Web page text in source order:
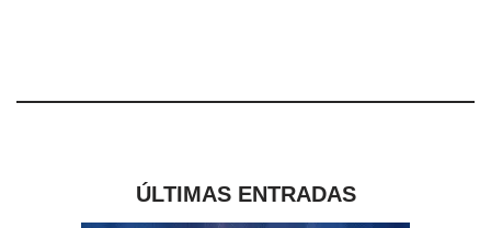
ÚLTIMAS ENTRADAS